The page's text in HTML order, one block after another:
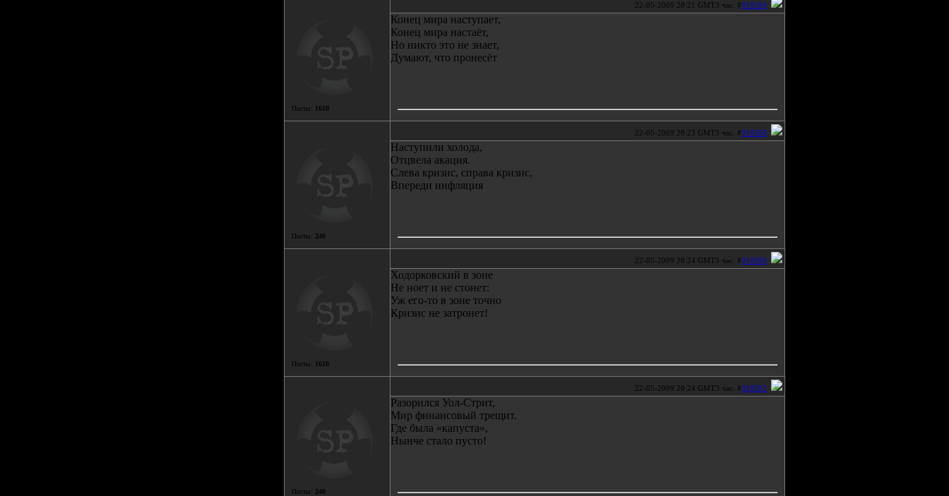
Посты: 1610
22-05-2009 20:21 GMT3 час. #910584
Конец мира наступает,
Конец мира настаёт,
Но никто это не знает,
Думают, что пронесёт
Посты: 240
22-05-2009 20:23 GMT3 час. #910588
Наступили холода,
Отцвела акация.
Слева кризис, справа кризис,
Впереди инфляция
Посты: 1610
22-05-2009 20:24 GMT3 час. #910590
Ходорковский в зоне
Не ноет и не стонет:
Уж его-то в зоне точно
Кризис не затронет!
Посты: 240
22-05-2009 20:24 GMT3 час. #910592
Разорился Уол-Стрит,
Мир финансовый трещит.
Где была «капуста»,
Нынче стало пусто!